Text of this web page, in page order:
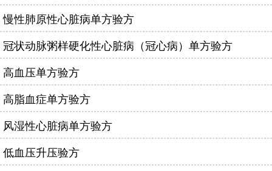
慢性肺原性心脏病单方验方
冠状动脉粥样硬化性心脏病（冠心病）单方验方
高血压单方验方
高脂血症单方验方
风湿性心脏病单方验方
低血压升压验方